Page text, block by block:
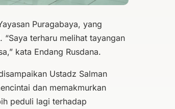
Puragabaya, yang
terharu melihat tayangan
kata Endang Rusdana.
Ustadz Salman
dan memakmurkan
peduli lagi terhadap